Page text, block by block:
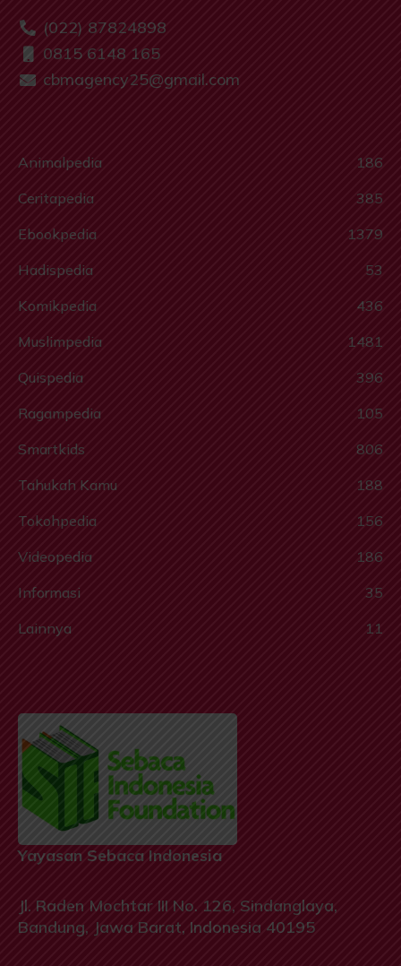
(022) 87824898
0815 6148 165
cbmagency25@gmail.com
Animalpedia
186
Ceritapedia
385
Ebookpedia
1379
Hadispedia
53
Komikpedia
436
Muslimpedia
1481
Quispedia
396
Ragampedia
105
Smartkids
806
Tahukah Kamu
188
Tokohpedia
156
Videopedia
186
Informasi
35
Lainnya
11
Yayasan Sebaca Indonesia
Jl. Raden Mochtar III No. 126, Sindanglaya,
Bandung, Jawa Barat, Indonesia 40195